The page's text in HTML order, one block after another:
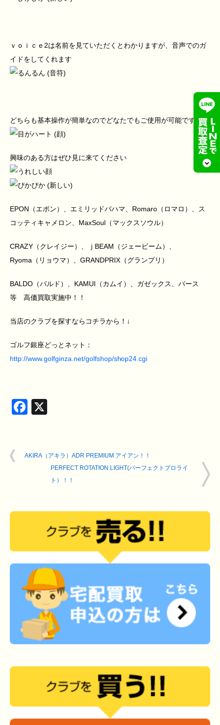
ｖｏｉｃｅ2は名前を見ていただくとわかりますが、音声でのガ
イドをしてくれます
どちらも基本操作が簡単なのでどなたでもご使用が可能です
興味のある方はぜひ見に来てください
EPON（エポン）、エミリッドバハマ、Romaro（ロマロ）、ス
コッティキャメロン、MaxSoul（マックスソウル）
CRAZY（クレイジー）、ｊBEAM（ジェービーム）、
Ryoma（リョウマ）、GRANDPRIX（グランプリ）
BALDO（バルド）、KAMUI（カムイ）、ガゼックス、バース
等 高価買取実施中！！
当店のクラブを探すならコチラから！↓
ゴルフ銀座どっとネット：
http://www.golfginza.net/golfshop/shop24.cgi
Facebook
AKIRA（アキラ）ADR PREMIUM アイアン！！
PERFECT ROTATION LIGHT(パーフェクトプロライ
ト）！！